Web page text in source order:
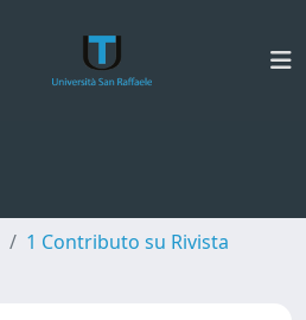
1 Contributo su Rivista